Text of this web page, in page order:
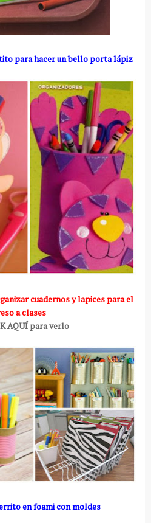
para hacer un bello porta lápiz
cuadernos y lapices para el
a clases
AQUÍ para verlo
en foami con moldes